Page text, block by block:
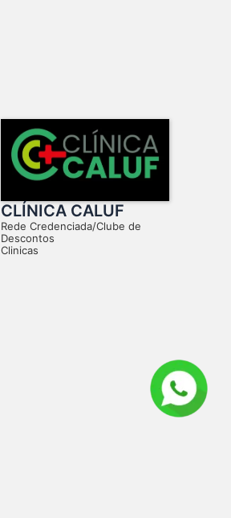
CLÍNICA CALUF
Rede Credenciada/Clube de
Descontos
Clinicas